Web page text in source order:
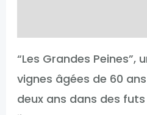
“Les Grandes Peines”,
vignes âgées de 60
deux ans dans des